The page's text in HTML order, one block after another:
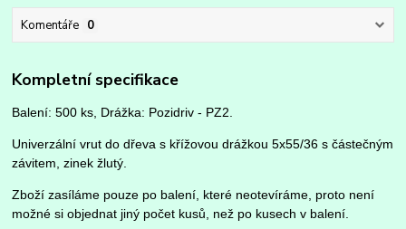
Komentáře 0
Kompletní specifikace
Balení: 500 ks, Drážka: Pozidriv - PZ2.
Univerzální vrut do dřeva s křížovou drážkou 5x55/36 s částečným
závitem, zinek žlutý.
Zboží zasíláme pouze po balení, které neotevíráme, proto není
možné si objednat jiný počet kusů, než po kusech v balení.